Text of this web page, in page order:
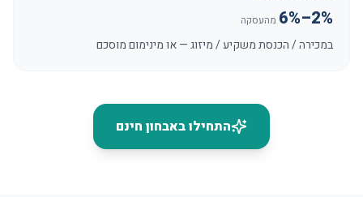
2%–6% מהעסקה
במכירה / הכנסת משקיע / מיזוג — או מינימום מוסכם
התחילו באבחון חינם